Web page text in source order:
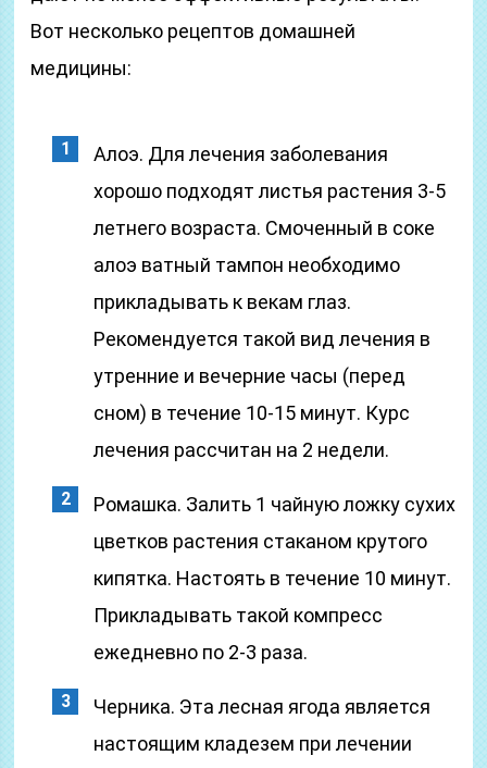
Вот несколько рецептов домашней
медицины:
Алоэ. Для лечения заболевания
хорошо подходят листья растения 3-5
летнего возраста. Смоченный в соке
алоэ ватный тампон необходимо
прикладывать к векам глаз.
Рекомендуется такой вид лечения в
утренние и вечерние часы (перед
сном) в течение 10-15 минут. Курс
лечения рассчитан на 2 недели.
Ромашка. Залить 1 чайную ложку сухих
цветков растения стаканом крутого
кипятка. Настоять в течение 10 минут.
Прикладывать такой компресс
ежедневно по 2-3 раза.
Черника. Эта лесная ягода является
настоящим кладезем при лечении